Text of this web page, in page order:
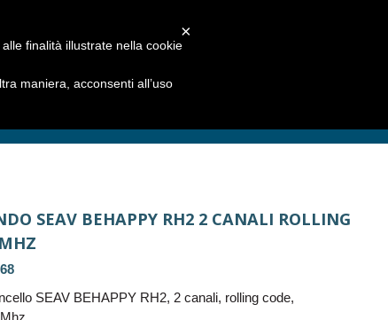
SEAV BEHAPPY RH2 2 CANALI ROLLING
SEAV BEHAPPY RH2, 2 canali, rolling code,
×
finalità illustrate nella cookie
maniera, acconsenti all’uso